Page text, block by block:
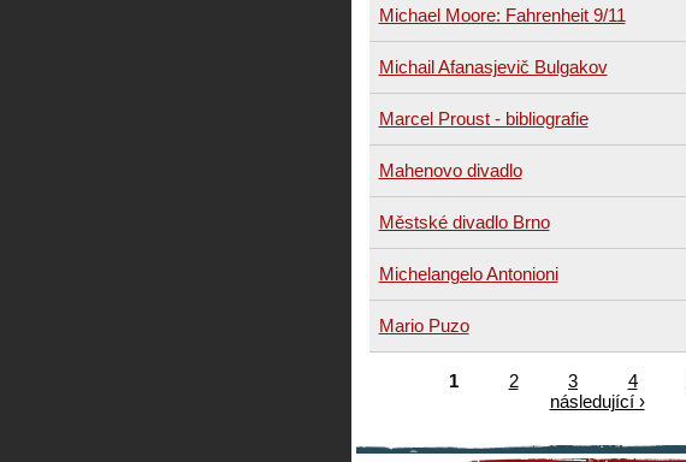
Michael Moore: Fahrenheit 9/11
Michail Afanasjevič Bulgakov
Marcel Proust - bibliografie
Mahenovo divadlo
Městské divadlo Brno
Michelangelo Antonioni
Mario Puzo
1 2 3 4
následující ›